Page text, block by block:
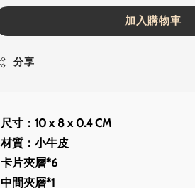
加入購物車
分享
尺寸：10 x 8 x 0.4 CM
材質：小牛皮
卡片夾層*6
中間夾層*1